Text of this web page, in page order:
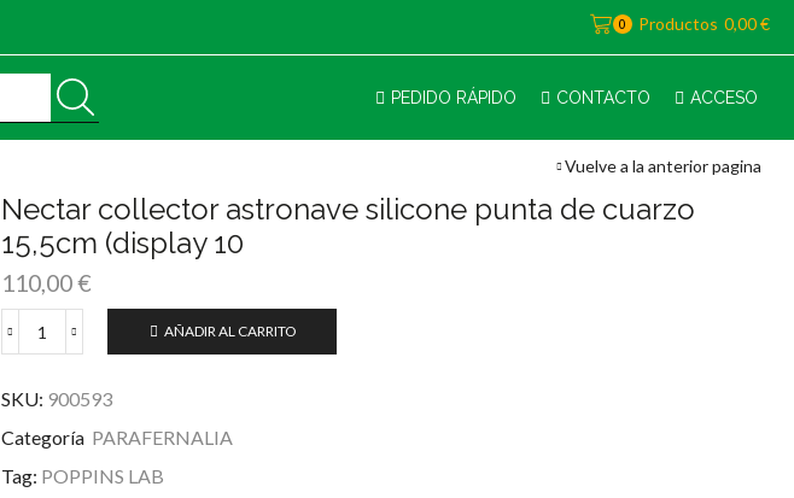
0 Productos 0,00€
PEDIDO RÁPIDO CONTACTO ACCESO
Vuelve a la anterior pagina
Nectar collector astronave silicone punta de cuarzo
15,5cm (display 10
110,00€
Nectar
astronave
punta
cuarzo
AÑADIR AL CARRITO
SKU: 900593
Categoría PARAFERNALIA
Tag: POPPINS LAB